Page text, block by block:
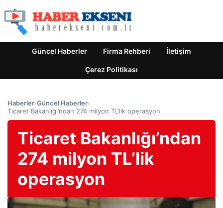
Güncel Haberler Firma Rehberi İletişim
Çerez Politikası
Haberler›Güncel Haberler›
Ticaret Bakanlığı’ndan 274 milyon TL’lik operasyon
Ticaret Bakanlığı’ndan
274 milyon TL’lik
operasyon